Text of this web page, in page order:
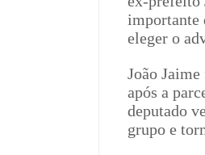
importante
eleger o
João
após a
deputado
grupo e